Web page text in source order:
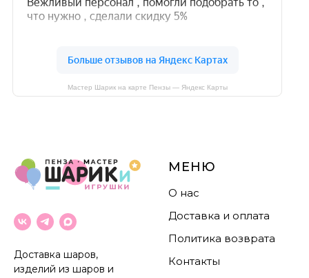
Мастер Шарик на карте Пензы — Яндекс Карты
Доставка шаров,
изделий из шаров и
МЕНЮ
О нас
Доставка и оплата
Политика возврата
Контакты